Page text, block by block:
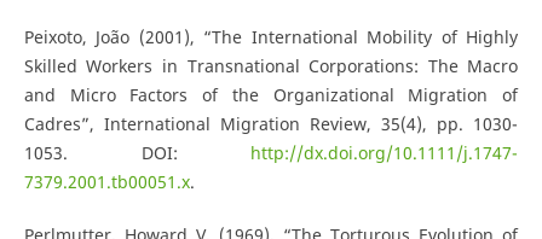
Peixoto, João (2001), “The International Mobility of Highly
Skilled Workers in Transnational Corporations: The Macro
and Micro Factors of the Organizational Migration of
Cadres”, International Migration Review, 35(4), pp. 1030-
1053. DOI: http://dx.doi.org/10.1111/j.1747-
7379.2001.tb00051.x.